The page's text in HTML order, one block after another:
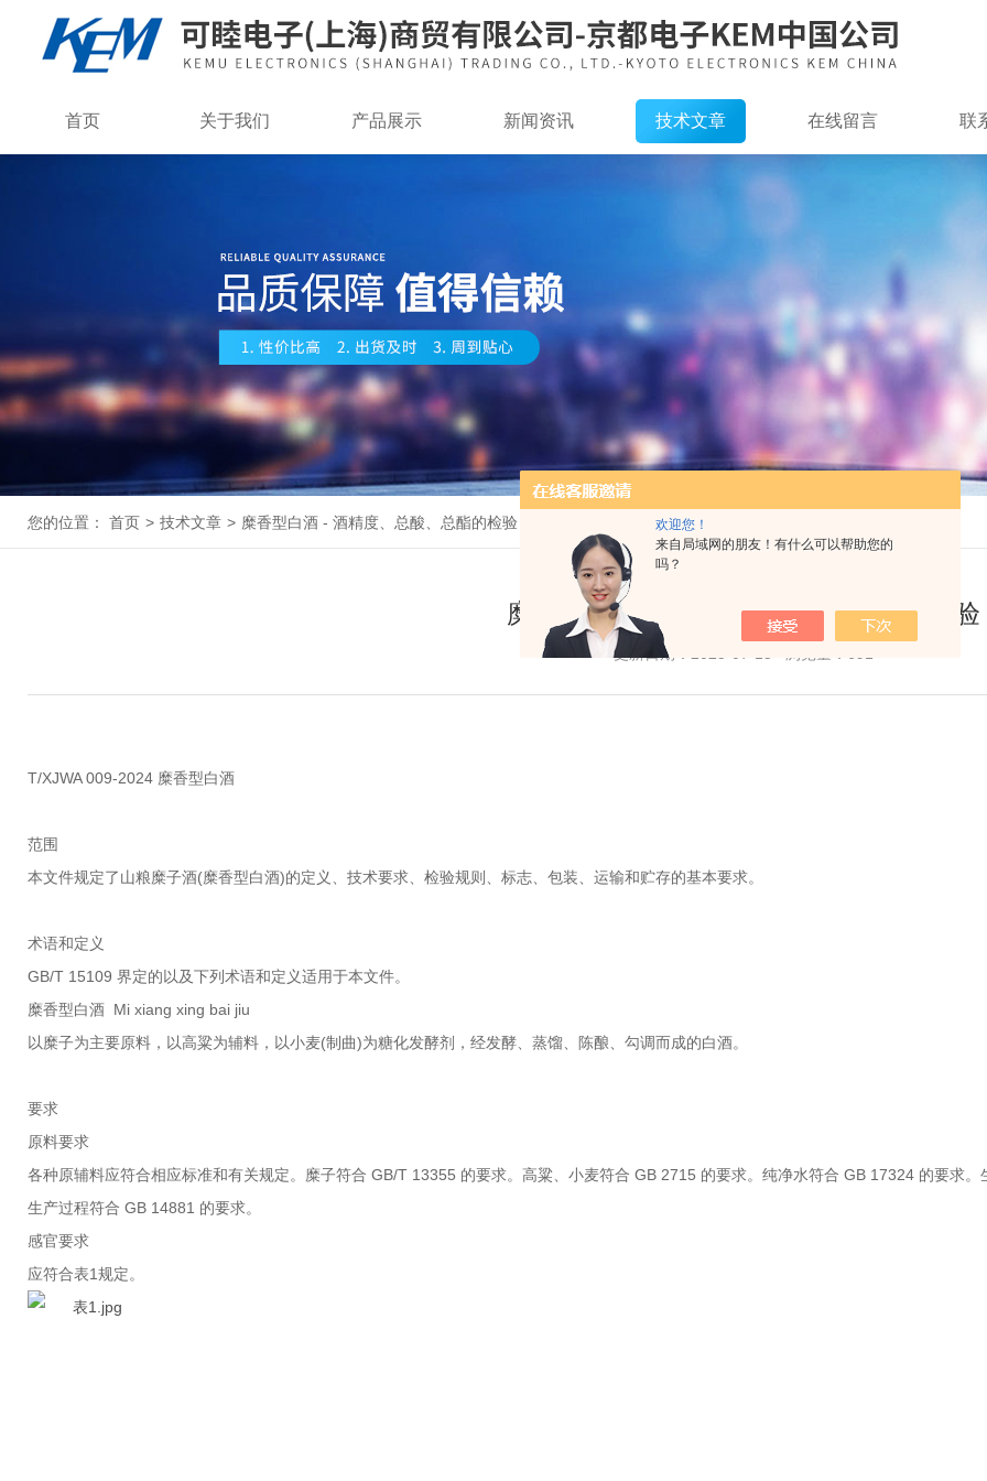
欢迎您！
来自局域网的朋友！有什么可以帮助您的
吗？
首页 关于我们 产品展示 新闻资讯 技术文章 在线留言 联
您的位置： 首页 > 技术文章 > 糜香型白酒 - 酒精度、总酸、总酯的检验
糜香型白酒 - 酒精度、总酸、总酯的检验
更新日期：2025-07-15 浏览量：691
T/XJWA 009-2024 糜香型白酒
范围
本文件规定了山粮糜子酒(糜香型白酒)的定义、技术要求、检验规则、标志、包装、运输和贮存的基本要求。
术语和定义
GB/T 15109 界定的以及下列术语和定义适用于本文件。
糜香型白酒 Mi xiang xing bai jiu
以糜子为主要原料，以高粱为辅料，以小麦(制曲)为糖化发酵剂，经发酵、蒸馏、陈酿、勾调而成的白酒。
要求
原料要求
各种原辅料应符合相应标准和有关规定。糜子符合 GB/T 13355 的要求。高粱、小麦符合 GB 2715 的要求。纯净水符合 GB 17324 的要求
生产过程符合 GB 14881 的要求。
感官要求
应符合表1规定。